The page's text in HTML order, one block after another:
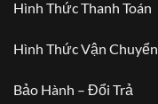
Hình Thức Thanh Toán
Hình Thức Vận Chuyển
Bảo Hành – Đổi Trả